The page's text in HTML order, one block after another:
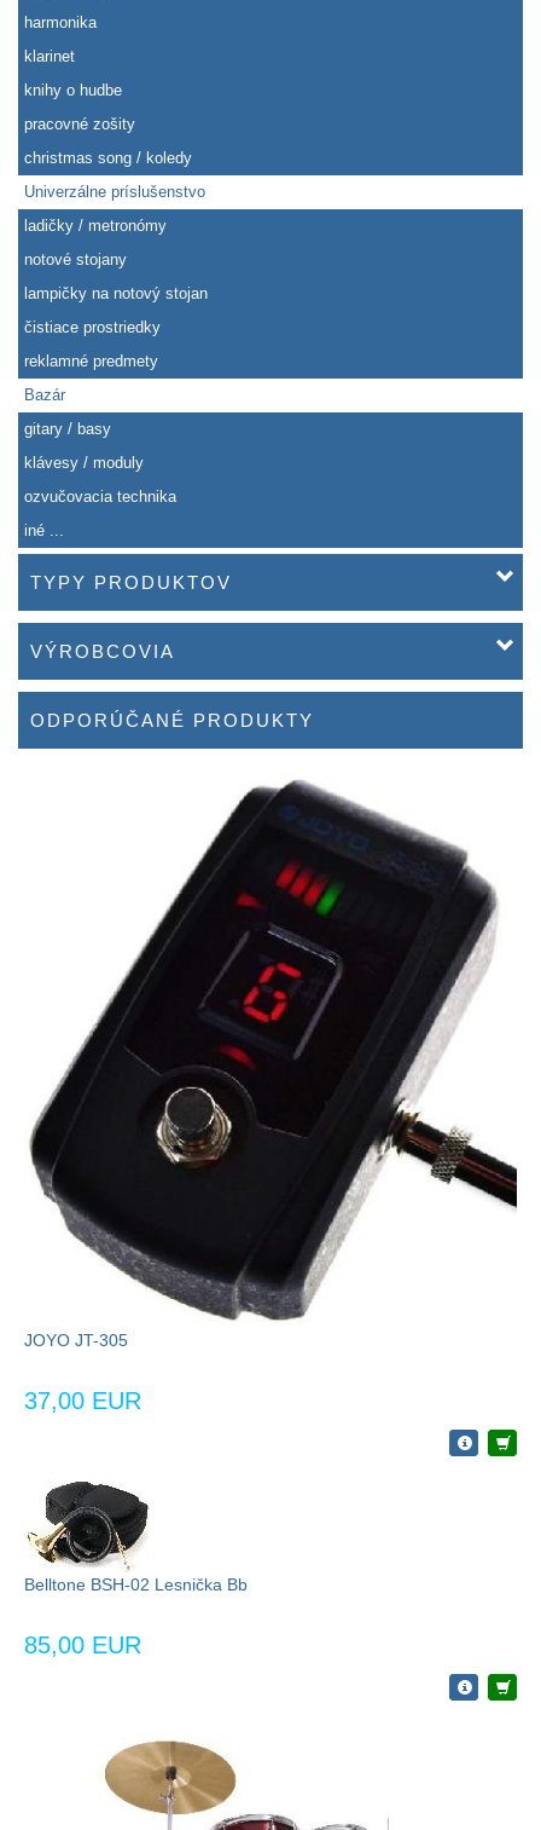
harmonika
klarinet
knihy o hudbe
pracovné zošity
christmas song / koledy
Univerzálne príslušenstvo
ladičky / metronómy
notové stojany
lampičky na notový stojan
čistiace prostriedky
reklamné predmety
Bazár
gitary / basy
klávesy / moduly
ozvučovacia technika
iné ...
TYPY PRODUKTOV
VÝROBCOVIA
ODPORÚČANÉ PRODUKTY
JOYO JT-305
37,00 EUR
Belltone BSH-02 Lesnička Bb
85,00 EUR